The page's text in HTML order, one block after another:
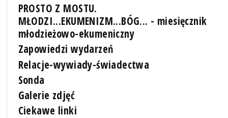
PROSTO Z MOSTU.
MŁODZI...EKUMENIZM...BÓG... - miesięcznik
młodzieżowo-ekumeniczny
Zapowiedzi wydarzeń
Relacje-wywiady-świadectwa
Sonda
Galerie zdjęć
Ciekawe linki